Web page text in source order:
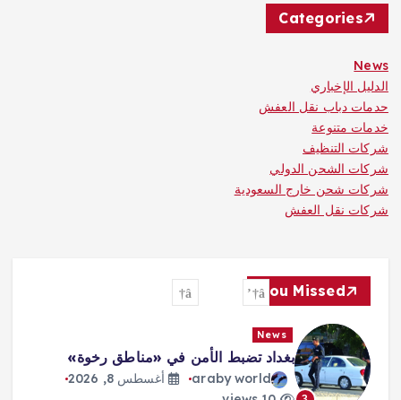
Categories
News
الدليل الإخباري
حدمات دباب نقل العفش
خدمات متنوعة
شركات التنظيف
شركات الشحن الدولي
شركات شحن خارج السعودية
شركات نقل العفش
You Missed
News
بغداد تضبط الأمن في «مناطق رخوة»
araby world
أغسطس 8, 2026